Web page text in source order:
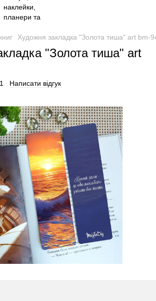
Художня закладка "Золота тиша" art bm-
"Золота тиша" art
Написати відгук